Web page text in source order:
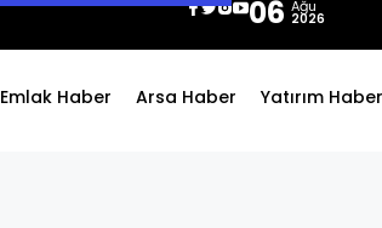
06 Ağu
2026
Emlak Haber Arsa Haber Yatırım Haber